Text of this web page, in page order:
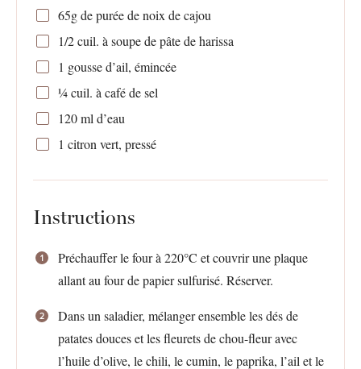
65gde purée de noix de cajou
1/2cuil. à soupe de pâte de harissa
1 gousse d’ail, émincée
¼cuil. à café de sel
120ml d’eau
1 citron vert, pressé
Instructions
Préchauffer le four à 220°C et couvrir une plaque
allant au four de papier sulfurisé. Réserver.
Dans un saladier, mélanger ensemble les dés de
patates douces et les fleurets de chou-fleur avec
l’huile d’olive, le chili, le cumin, le paprika, l’ail et le